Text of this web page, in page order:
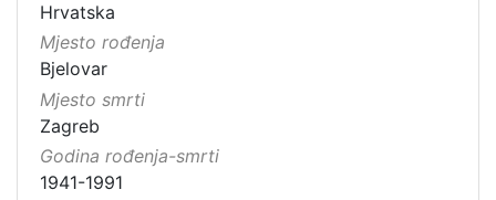
Hrvatska
Mjesto rođenja
Bjelovar
Mjesto smrti
Zagreb
Godina rođenja-smrti
1941-1991